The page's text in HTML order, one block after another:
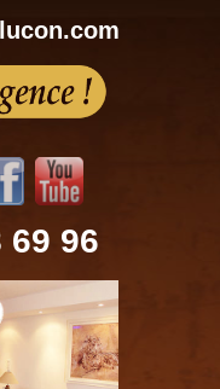
69 96